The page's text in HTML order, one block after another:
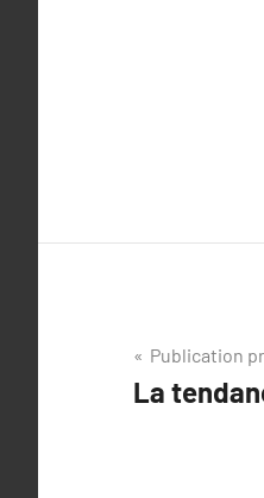
de
Publication
La